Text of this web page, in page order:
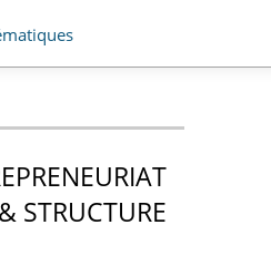
STRUCTURE